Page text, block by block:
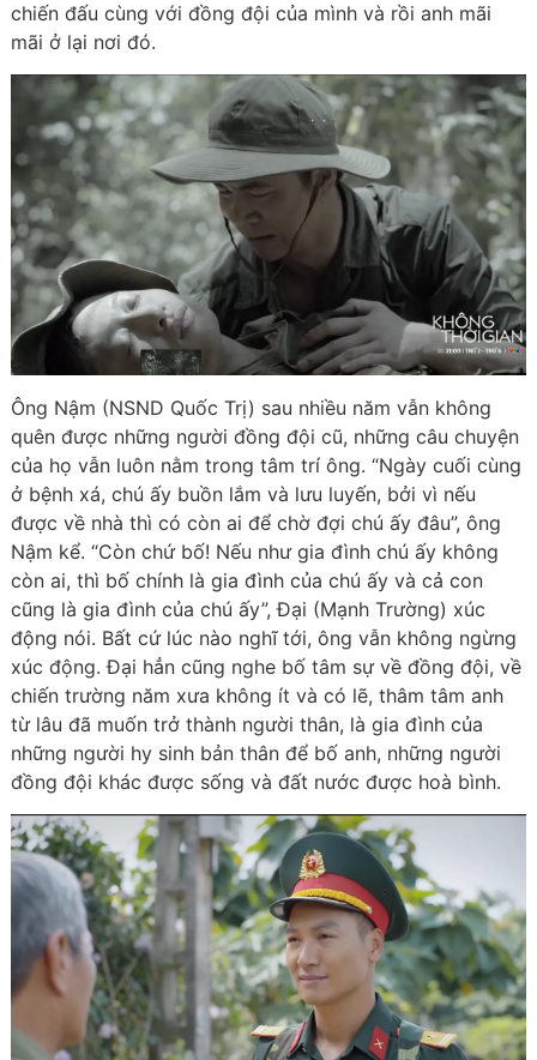
chiến đấu cùng với đồng đội của mình và rồi anh mãi
mãi ở lại nơi đó.
Ông Nậm (NSND Quốc Trị) sau nhiều năm vẫn không
quên được những người đồng đội cũ, những câu chuyện
của họ vẫn luôn nằm trong tâm trí ông. “Ngày cuối cùng
ở bệnh xá, chú ấy buồn lắm và lưu luyến, bởi vì nếu
được về nhà thì có còn ai để chờ đợi chú ấy đâu”, ông
Nậm kể. “Còn chứ bố! Nếu như gia đình chú ấy không
còn ai, thì bố chính là gia đình của chú ấy và cả con
cũng là gia đình của chú ấy”, Đại (Mạnh Trường) xúc
động nói. Bất cứ lúc nào nghĩ tới, ông vẫn không ngừng
xúc động. Đại hẳn cũng nghe bố tâm sự về đồng đội, về
chiến trường năm xưa không ít và có lẽ, thâm tâm anh
từ lâu đã muốn trở thành người thân, là gia đình của
những người hy sinh bản thân để bố anh, những người
đồng đội khác được sống và đất nước được hoà bình.